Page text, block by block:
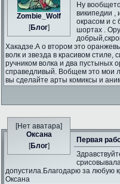
Zombie_Wolf
[Блог]
Ну
википедии ,
окрасом и с
шортах .
Хакадзе.А о втором это
волк и звезда в красивом стиле,
ручником волка и два пустыных
справедливый. Вобщем это мои
вы сделайте арты комиксы и
[Нет аватара]
Оксана
[Блог]
Первая
допустила.Благодарю за любую
Оксана